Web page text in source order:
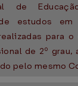
de
estudos
para
de 2º grau,
pelo mesmo